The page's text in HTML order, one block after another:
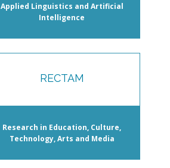
Applied Linguistics and Artificial
Intelligence
RECTAM
Research in Education, Culture,
Technology, Arts and Media